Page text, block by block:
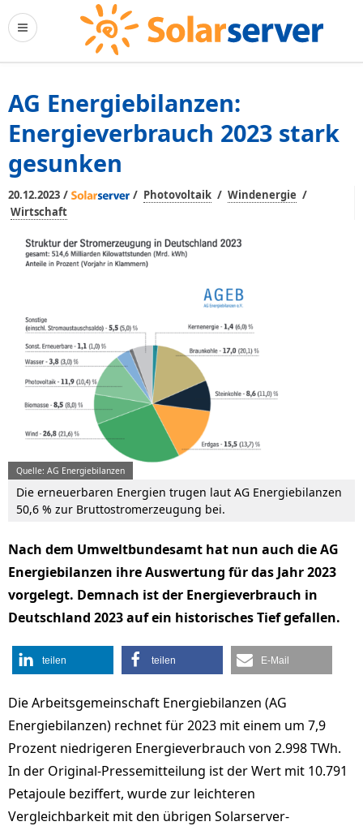
AG Energiebilanzen:
Energieverbrauch 2023 stark
gesunken
20.12.2023 / / Photovoltaik / Windenergie /
Wirtschaft
Quelle: AG Energiebilanzen
Die erneuerbaren Energien trugen laut AG Energiebilanzen
50,6 % zur Bruttostromerzeugung bei.
Nach dem Umweltbundesamt hat nun auch die AG
Energiebilanzen ihre Auswertung für das Jahr 2023
vorgelegt. Demnach ist der Energieverbrauch in
Deutschland 2023 auf ein historisches Tief gefallen.
teilen teilen E-Mail
Die Arbeitsgemeinschaft Energiebilanzen (AG
Energiebilanzen) rechnet für 2023 mit einem um 7,9
Prozent niedrigeren Energieverbrauch von 2.998 TWh.
In der Original-Pressemitteilung ist der Wert mit 10.791
Petajoule beziffert, wurde zur leichteren
Vergleichbarkeit mit den übrigen Solarserver-